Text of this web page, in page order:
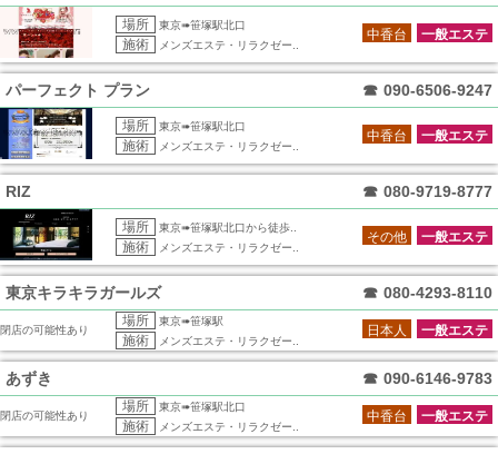
場所 東京➠笹塚駅北口
施術 メンズエステ・リラクゼー..
一般エステ
中香台
パーフェクト プラン ☎ 090-6506-9247
場所 東京➠笹塚駅北口
施術 メンズエステ・リラクゼー..
一般エステ
中香台
RIZ ☎ 080-9719-8777
場所 東京➠笹塚駅北口から徒歩..
施術 メンズエステ・リラクゼー..
一般エステ
その他
東京キラキラガールズ ☎ 080-4293-8110
閉店の可能性あり
場所 東京➠笹塚駅
施術 メンズエステ・リラクゼー..
一般エステ
日本人
あずき ☎ 090-6146-9783
閉店の可能性あり
場所 東京➠笹塚駅北口
施術 メンズエステ・リラクゼー..
一般エステ
中香台